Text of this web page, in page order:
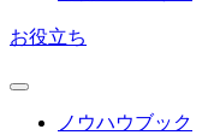
お役立ち
ノウハウブック